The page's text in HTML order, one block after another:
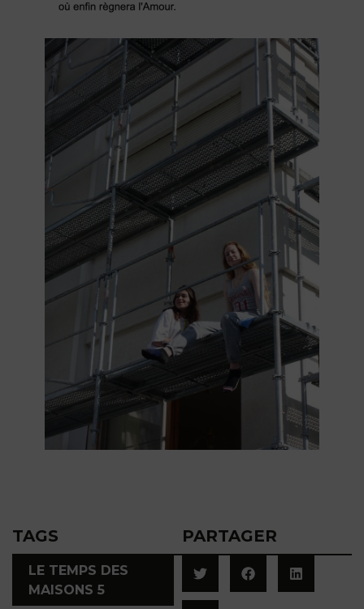
TAGS
LE TEMPS DES
MAISONS 5
PARTAGER